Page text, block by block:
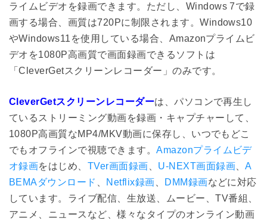
ライムビデオを録画できます。ただし、Windows 7で録
画する場合、画質は720Pに制限されます。Windows10
やWindows11を使用している場合、Amazonプライムビ
デオを1080P高画質で画面録画できるソフトは
「CleverGetスクリーンレコーダー」のみです。
CleverGetスクリーンレコーダーは、パソコンで再生し
ているストリーミング動画を録画・キャプチャーして、
1080P高画質なMP4/MKV動画に保存し、いつでもどこ
でもオフラインで視聴できます。Amazonプライムビデ
オ録画をはじめ、 TVer画面録画 U-NEXT画面録画 、A
BEMAダウンロード
Netflix録画 DMM録画などに対応
しています。ライブ配信、生放送、ムービー、TV番組、
アニメ、ニュースなど、様々なタイプのオンライン動画